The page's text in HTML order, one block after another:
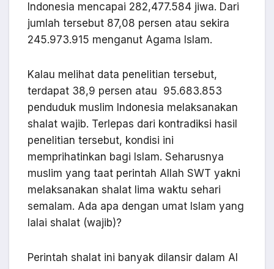
Indonesia mencapai 282,477.584 jiwa. Dari
jumlah tersebut 87,08 persen atau sekira
245.973.915 menganut Agama Islam.
Kalau melihat data penelitian tersebut,
terdapat 38,9 persen atau 95.683.853
penduduk muslim Indonesia melaksanakan
shalat wajib. Terlepas dari kontradiksi hasil
penelitian tersebut, kondisi ini
memprihatinkan bagi Islam. Seharusnya
muslim yang taat perintah Allah SWT yakni
melaksanakan shalat lima waktu sehari
semalam. Ada apa dengan umat Islam yang
lalai shalat (wajib)?
Perintah shalat ini banyak dilansir dalam Al